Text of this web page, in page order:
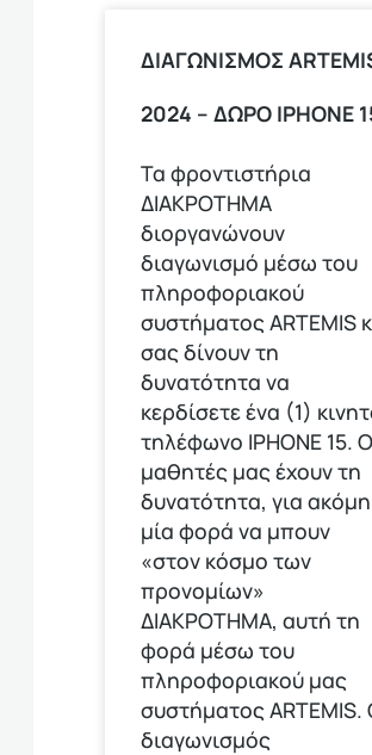
ΔΙΑΓΩΝΙΣΜΟΣ
2024 – ΔΩΡΟ IPHONE
Τα φροντιστήρια
ΔΙΑΚΡΟΤΗΜΑ
διοργανώνουν
διαγωνισμό μέσω του
πληροφοριακού
συστήματος ARTEMIS
σας δίνουν τη
δυνατότητα να
κερδίσετε ένα (1)
τηλέφωνο ΙΡΗΟΝΕ 15.
μαθητές μας έχουν τη
δυνατότητα, για ακόμη
μία φορά να μπουν
«στον κόσμο των
προνομίων»
ΔΙΑΚΡΟΤΗΜΑ, αυτή τη
φορά μέσω του
πληροφοριακού μας
συστήματος ARTEMIS.
διαγωνισμός